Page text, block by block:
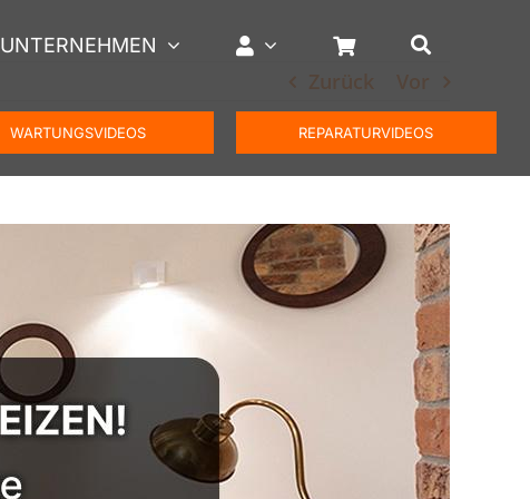
UNTERNEHMEN
WARTUNGSVIDEOS REPARATURVIDEOS
Zurück Vor